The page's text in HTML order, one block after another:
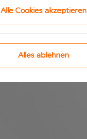
Alle Cookies akzeptieren
Alles ablehnen